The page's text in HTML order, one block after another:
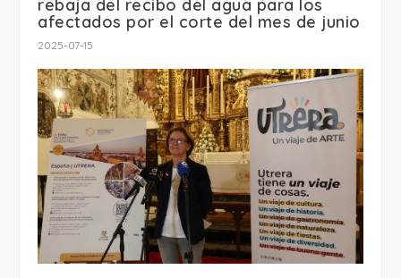
rebaja del recibo del agua para los
afectados por el corte del mes de junio
2025-07-15